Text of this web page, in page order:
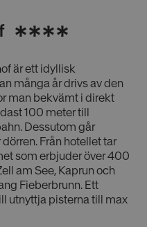
är ett idyllisk
många år drivs av den
man bekvämt i direkt
100 meter till
Dessutom går
Från hotellet tar
som erbjuder över 400
am See, Kaprun och
Fieberbrunn. Ett
utnyttja pisterna till max